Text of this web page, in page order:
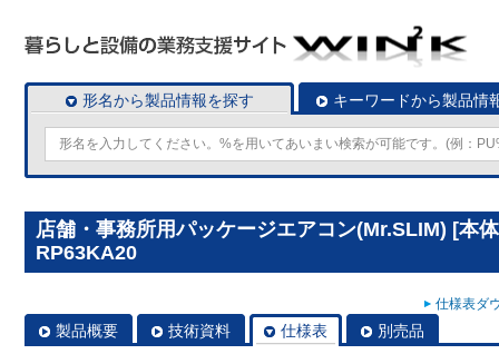
形名から製品情報を探す キーワードから製品情
店舗・事務所用パッケージエアコン(Mr.SLIM) [本
RP63KA20
仕様表ダ
製品概要 技術資料 仕様表 別売品